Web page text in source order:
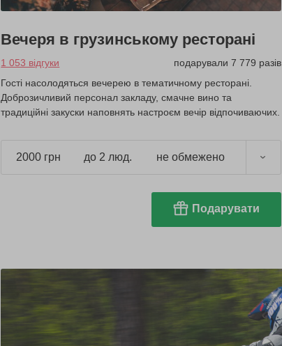
Вечеря в грузинському ресторані
1 053 відгуки
подарували 7 779 разів
Гості насолодяться вечерею в тематичному ресторані.
Доброзичливий персонал закладу, смачне вино та
традиційні закуски наповнять настроєм вечір відпочиваючих.
2000 грн до 2 люд. не обмежено
Подарувати